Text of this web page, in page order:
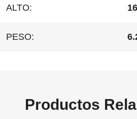
ALTO:
PESO:
Productos